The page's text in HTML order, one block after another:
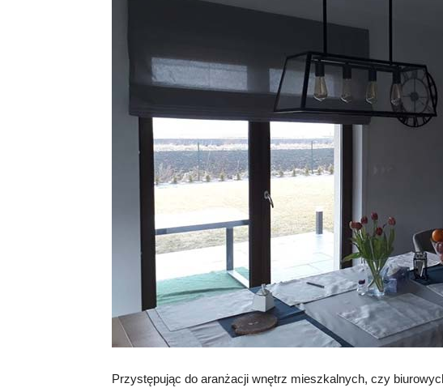
Przystępując do aranżacji wnętrz mieszkalnych, czy